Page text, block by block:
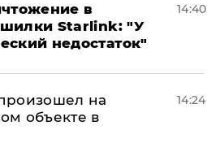
в
Starlink: "У
недостаток"
14:40
на
объекте в
14:24